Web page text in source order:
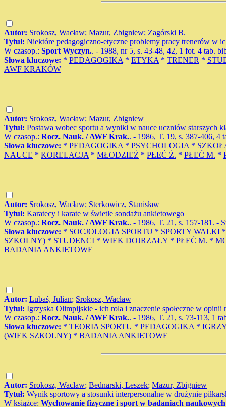
Autor: Srokosz, Wacław; Mazur, Zbigniew; Zagórski B.
Tytuł: Niektóre pedagogiczno-etyczne problemy pracy trenerów w
W czasop.: Sport Wyczyn.. - 1988, nr 5, s. 43-48, 42, 1 fot. 4 tab.
Słowa kluczowe: * PEDAGOGIKA * ETYKA * TRENER *
AWF KRAKÓW
Autor: Srokosz, Wacław; Mazur, Zbigniew
Tytuł: Postawa wobec sportu a wyniki w nauce uczniów starszych
W czasop.: Rocz. Nauk. / AWF Krak.. - 1986, T. 19, s. 387-406, 4
Słowa kluczowe: * PEDAGOGIKA * PSYCHOLOGIA *
NAUCE * KORELACJA * MŁODZIEŻ * PŁEĆ Ż. * PŁEĆ M. *
Autor: Srokosz, Wacław; Sterkowicz, Stanisław
Tytuł: Karatecy i karate w świetle sondażu ankietowego
W czasop.: Rocz. Nauk. / AWF Krak.. - 1986, T. 21, s. 157-181. -
Słowa kluczowe: * SOCJOLOGIA SPORTU * SPORTY WALKI
SZKOLNY) * STUDENCI * WIEK DOJRZAŁY * PŁEĆ M. *
BADANIA ANKIETOWE
Autor: Lubaś, Julian; Srokosz, Wacław
Tytuł: Igrzyska Olimpijskie - ich rola i znaczenie społeczne w opinii
W czasop.: Rocz. Nauk. / AWF Krak.. - 1986, T. 21, s. 73-113, 1
Słowa kluczowe: * TEORIA SPORTU * PEDAGOGIKA *
(WIEK SZKOLNY) * BADANIA ANKIETOWE
Autor: Srokosz, Wacław; Bednarski, Leszek; Mazur, Zbigniew
Tytuł: Wynik sportowy a stosunki interpersonalne w drużynie
W książce: Wychowanie fizyczne i sport w badaniach